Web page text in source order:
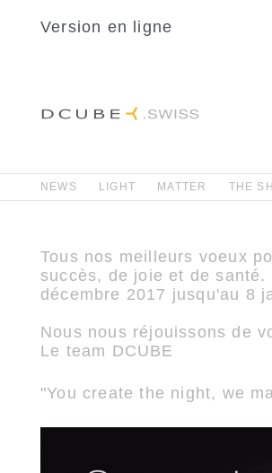
Version en ligne
NEWS LIGHT MATTER THE
Tous nos meilleurs voeux
succès, de joie et de
décembre 2017 jusqu'au 8
Nous nous réjouissons de
Le team DCUBE
"You create the night, we